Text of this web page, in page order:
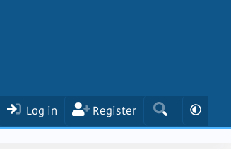
Log in Register